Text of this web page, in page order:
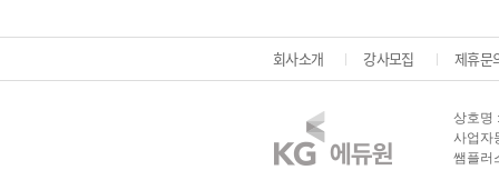
회사소개 강사모집 제휴문
상호명
사업자
쌤플러